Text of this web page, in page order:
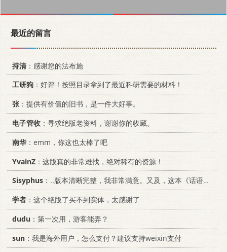
最近的留言
持清：感谢您的法布施
工研狗 ：好评！按照目录拿到了最近科研需要的材料！
张：提供有价值的旧书，是一件大好事。
电子管收 ：寻求绝版老资料，谢谢你的收藏。
南华：emm，你这也太棒了吧
YvainZ ：这版真的非常难找，绝对稀有的资源！
Sisyphus ：..版本清晰完整，我非常满意。又及，这本《话语的真相》...
学者 ：这个绝版了买不到实体，太感谢了
dudu ：第一次用，游客能弄？
sun ：我是海外用户，怎么支付？建议支持weixin支付